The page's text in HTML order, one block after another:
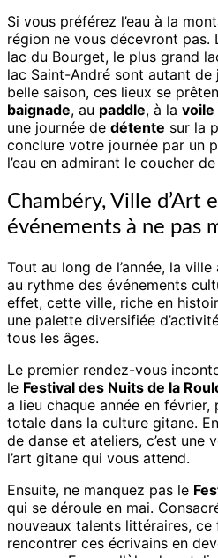
Si vous préférez l’eau à la
région ne vous décevront pas.
lac du Bourget, le plus grand
lac Saint-André sont autant de
belle saison, ces lieux se
baignade, au paddle, à la voile
une journée de détente sur la
conclure votre journée par un
l’eau en admirant le coucher
Chambéry, Ville d’Art
événements à ne pas
Tout au long de l’année, la
au rythme des événements
effet, cette ville, riche en
une palette diversifiée
tous les âges.
Le premier rendez-vous
le Festival des Nuits de la
a lieu chaque année en
totale dans la culture gitane.
de danse et ateliers, c’est une
l’art gitane qui vous attend.
Ensuite, ne manquez pas le
qui se déroule en mai.
nouveaux talents littéraires,
rencontrer ces écrivains en